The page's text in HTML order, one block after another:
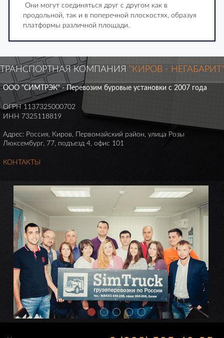
Они могут соединяться друг с другом как в
продольной, так и в поперечной плоскостях, образуя
платформы различной площади.
ТРАНСПОРТНАЯ КОМПАНИЯ "КИРОВ - НЕГАБАРИТ"
ООО "СИМТРЭК" - Перевозим буровые установки с 2007 года
ОГРН 1137325000702
ИНН 7325118819
Адрес: Россия, Киров, Первомайский район, улица Розы
Люксембург, 77, подъезд 4, офис 101
КОНТАКТЫ